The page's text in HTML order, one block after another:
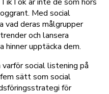
Med social
vad deras målgrupper
och lansera
hinner upptäcka dem.
social listening på
sätt som social
för